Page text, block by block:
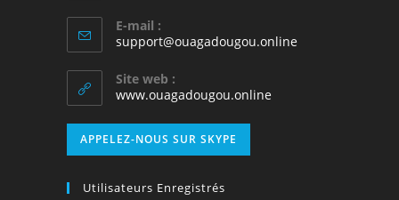
E-mail :
support@ouagadougou.online
Site web :
www.ouagadougou.online
APPELEZ-NOUS SUR SKYPE
Utilisateurs Enregistrés